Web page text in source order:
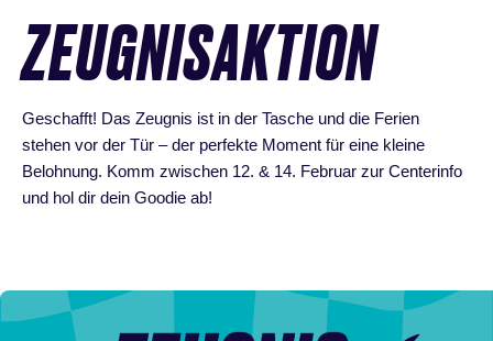
ZEUGNISAKTION
Geschafft! Das Zeugnis ist in der Tasche und die Ferien
stehen vor der Tür – der perfekte Moment für eine kleine
Belohnung. Komm zwischen 12. & 14. Februar zur Centerinfo
und hol dir dein Goodie ab!